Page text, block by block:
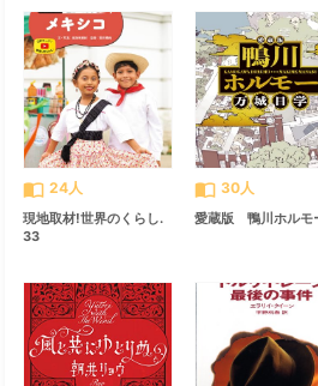
import_contacts 24人
現地取材!世界のくらし.
33
import_contacts 30人
愛蔵版 鴨川ホルモ